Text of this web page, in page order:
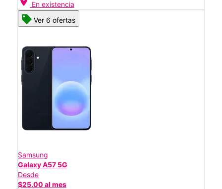
En existencia
Ver 6 ofertas
Samsung
Galaxy A57 5G
Desde
$25.00 al mes